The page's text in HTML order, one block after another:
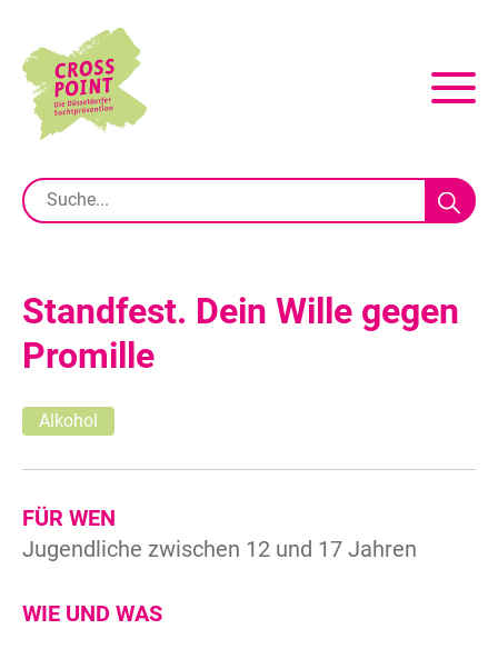
Standfest. Dein Wille gegen
Promille
Alkohol
FÜR WEN
Jugendliche zwischen 12 und 17 Jahren
WIE UND WAS